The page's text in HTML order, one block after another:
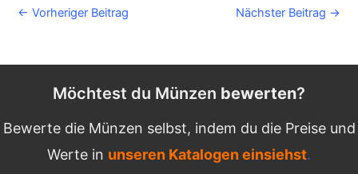
Post
← Vorheriger Beitrag Nächster Beitrag →
Möchtest du Münzen bewerten?
Bewerte die Münzen selbst, indem du die Preise und
Werte in unseren Katalogen einsiehst.